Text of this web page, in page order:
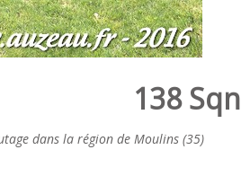
138 Sqn
dans la région de Moulins (35)